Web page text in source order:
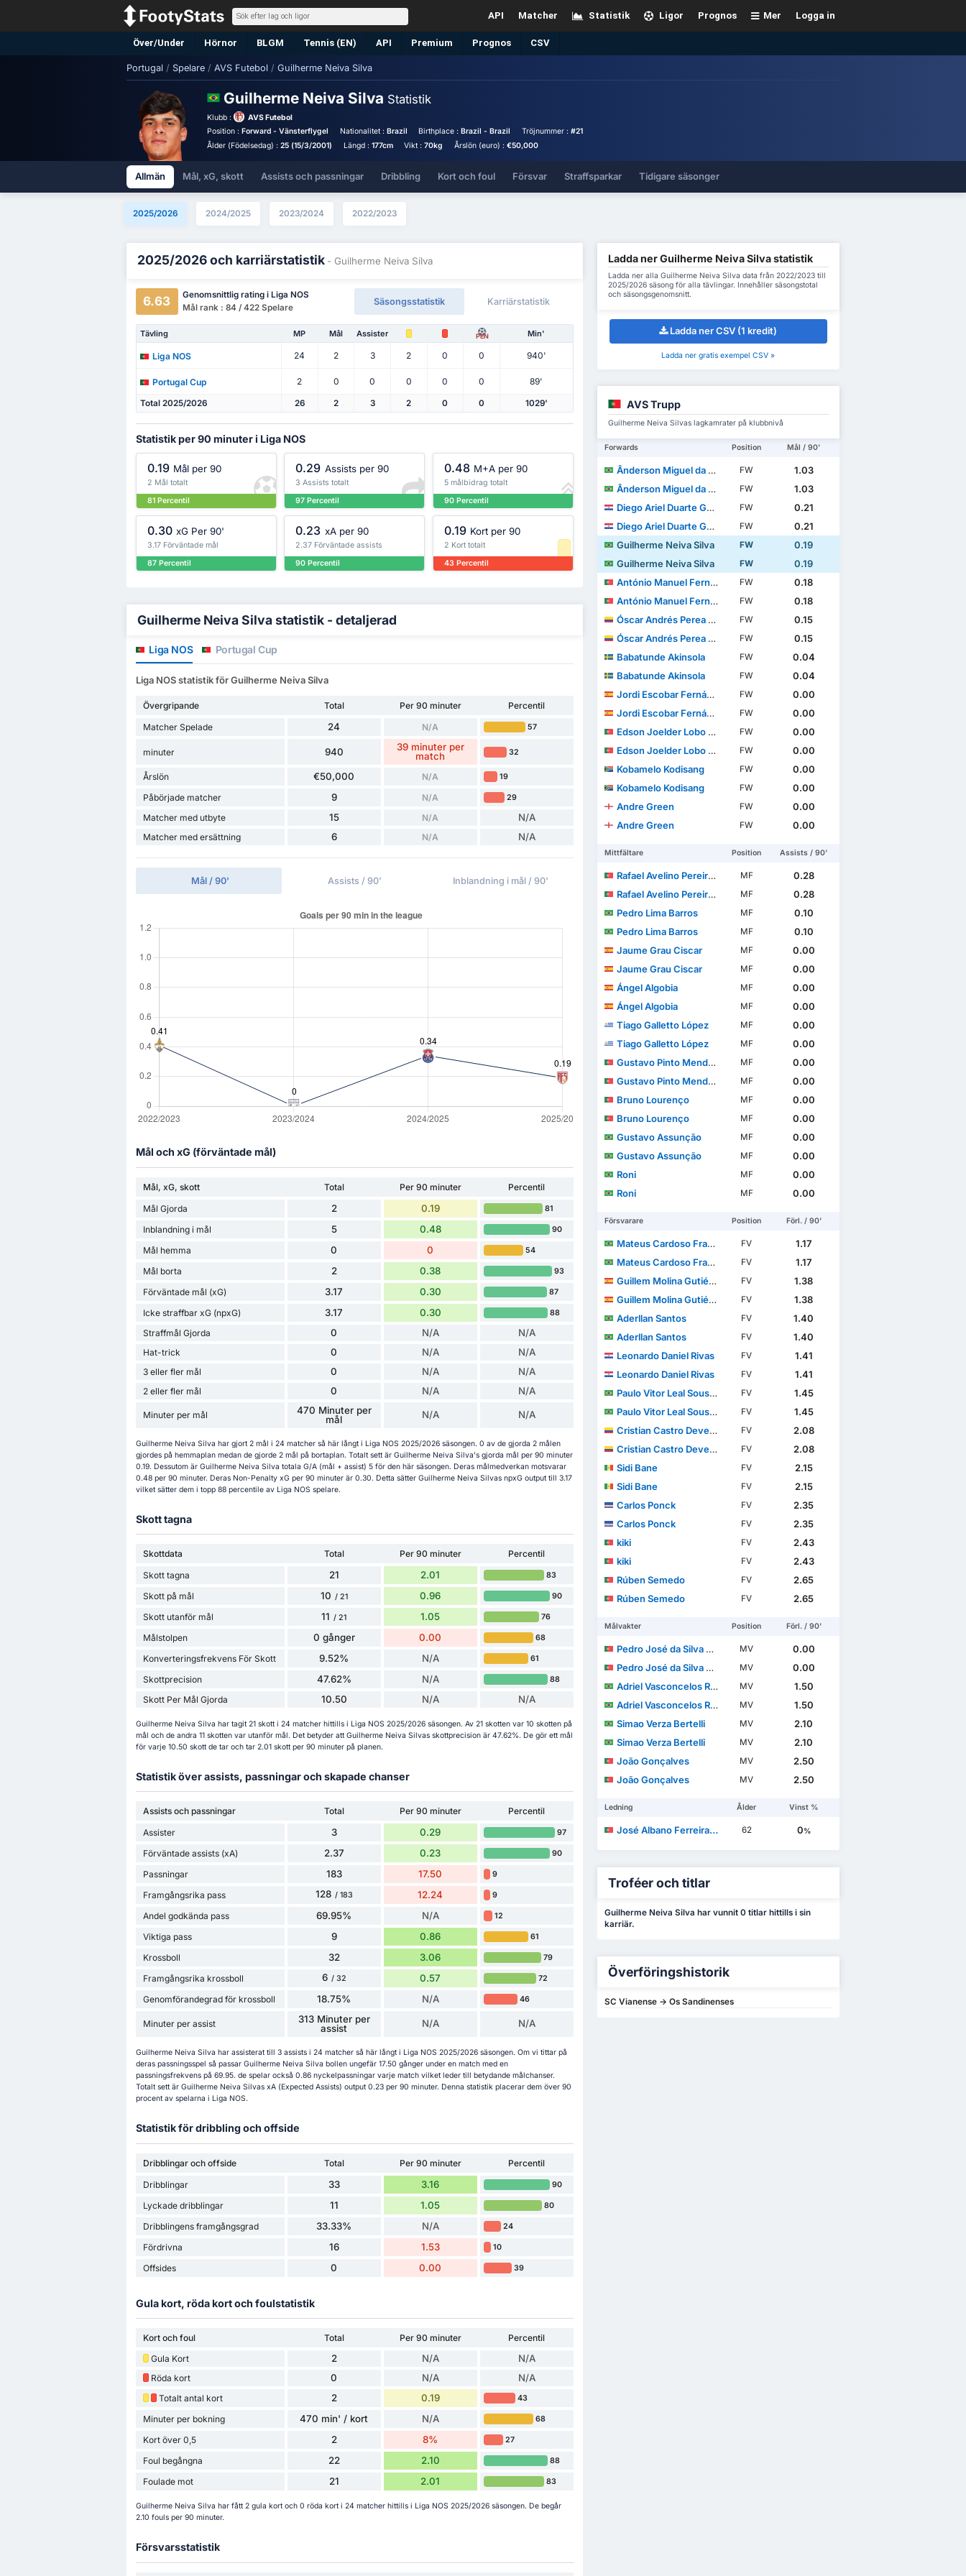
Logga in
Mer
Prognos
Ligor
Statistik
Matcher
API
Över/Under Hörnor BLGM Tennis (EN) API Premium Prognos CSV
Portugal / Spelare / AVS Futebol / Guilherme Neiva Silva
Guilherme Neiva Silva Statistik
Klubb :
AVS Futebol
Position :Forward - Vänsterflygel Nationalitet : Brazil Birthplace :Brazil - Brazil Tröjnummer : #21
Ålder (Födelsedag) :25 (15/3/2001) Längd : 177cm Vikt :70kg Årslön (euro) : €50,000
Allmän Mål, xG, skott Assists och passningar Dribbling Kort och foul Försvar Straffsparkar Tidigare säsonger
2025/2026 2024/2025 2023/2024 2022/2023
2025/2026 och karriärstatistik - Guilherme Neiva Silva
6.63
Genomsnittlig rating i Liga NOS
Mål rank : 84 / 422 Spelare
Säsongsstatistik Karriärstatistik
Tävling MP Mål Assister PEN Min'
Liga NOS 24 2 3 2 0 0 940'
Portugal Cup 2 0 0 0 0 0 89'
Total 2025/2026 26 2 3 2 0 0 1029'
Statistik per 90 minuter i Liga NOS
0.19 Mål per 90
2 Mål totalt
81 Percentil
0.29 Assists per 90
3 Assists totalt
97 Percentil
0.48 M+A per 90
5 målbidrag totalt
90 Percentil
0.30 xG Per 90'
3.17 Förväntade mål
87 Percentil
0.23 xA per 90
2.37 Förväntade assists
90 Percentil
0.19 Kort per 90
2 Kort totalt
43 Percentil
Guilherme Neiva Silva statistik - detaljerad
Liga NOS Portugal Cup
Liga NOS statistik för Guilherme Neiva Silva
Övergripande Total Per 90 minuter
Percentil
Matcher Spelade
24 N/A 57
minuter 940
39 minuter per
match
32
Årslön €50,000 N/A 19
Påbörjade matcher 9 N/A 29
Matcher med utbyte 15 N/A N/A
Matcher med ersättning 6 N/A N/A
Mål / 90' Assists / 90' Inblandning i mål / 90'
Mål och xG (förväntade mål)
Mål, xG, skott Total Per 90 minuter
Percentil
Mål Gjorda
2 0.19 81
Inblandning i mål 5 0.48 90
Mål hemma 0 0 54
Mål borta 2 0.38 93
Förväntade mål (xG) 3.17 0.30 87
Icke straffbar xG (npxG) 3.17 0.30 88
Straffmål Gjorda 0 N/A N/A
Hat-trick 0 N/A N/A
3 eller fler mål 0 N/A N/A
2 eller fler mål 0 N/A N/A
Minuter per mål
470 Minuter per
mål
N/A N/A
Guilherme Neiva Silva har gjort 2 mål i 24 matcher så här långt i Liga NOS 2025/2026 säsongen. 0 av de gjorda 2 målen
gjordes på hemmaplan medan de gjorde 2 mål på bortaplan. Totalt sett är Guilherme Neiva Silva's gjorda mål per 90 minuter
0.19. Dessutom är Guilherme Neiva Silva totala G/A (mål + assist) 5 för den här säsongen. Deras målmedverkan motsvarar
0.48 per 90 minuter. Deras Non-Penalty xG per 90 minuter är 0.30. Detta sätter Guilherme Neiva Silvas npxG output till 3.17
vilket sätter dem i topp 88 percentile av Liga NOS spelare.
Skott tagna
Skottdata Total Per 90 minuter
Percentil
Skott tagna
21 2.01 83
Skott på mål 10 / 21 0.96 90
Skott utanför mål 11 / 21 1.05 76
Målstolpen 0 gånger 0.00 68
Konverteringsfrekvens För Skott 9.52% N/A 61
Skottprecision 47.62% N/A 88
Skott Per Mål Gjorda 10.50 N/A N/A
Guilherme Neiva Silva har tagit 21 skott i 24 matcher hittills i Liga NOS 2025/2026 säsongen. Av 21 skotten var 10 skotten på
mål och de andra 11 skotten var utanför mål. Det betyder att Guilherme Neiva Silvas skottprecision är 47.62%. De gör ett mål
för varje 10.50 skott de tar och tar 2.01 skott per 90 minuter på planen.
Statistik över assists, passningar och skapade chanser
Assists och passningar Total Per 90 minuter
Percentil
Assister
3 0.29 97
Förväntade assists (xA) 2.37 0.23 90
Passningar 183 17.50 9
Framgångsrika pass 128 / 183 12.24 9
Andel godkända pass 69.95% N/A 12
Viktiga pass 9 0.86 61
Krossboll 32 3.06 79
Framgångsrika krossboll 6 / 32 0.57 72
Genomförandegrad för krossboll 18.75% N/A 46
Minuter per assist
313 Minuter per
assist
N/A N/A
Guilherme Neiva Silva har assisterat till 3 assists i 24 matcher så här långt i Liga NOS 2025/2026 säsongen. Om vi tittar på
deras passningsspel så passar Guilherme Neiva Silva bollen ungefär 17.50 gånger under en match med en
passningsfrekvens på 69.95. de spelar också 0.86 nyckelpassningar varje match vilket leder till betydande målchanser.
Totalt sett är Guilherme Neiva Silvas xA (Expected Assists) output 0.23 per 90 minuter. Denna statistik placerar dem över 90
procent av spelarna i Liga NOS.
Statistik för dribbling och offside
Dribblingar och offside Total Per 90 minuter
Percentil
Dribblingar
33 3.16 90
Lyckade dribblingar 11 1.05 80
Dribblingens framgångsgrad 33.33% N/A 24
Fördrivna 16 1.53 10
Offsides 0 0.00 39
Gula kort, röda kort och foulstatistik
Kort och foul Total Per 90 minuter
Percentil
Gula Kort
2 N/A N/A
Röda kort 0 N/A N/A
Totalt antal kort 2 0.19 43
Minuter per bokning 470 min' / kort N/A 68
Kort över 0,5 2 8% 27
Foul begångna 22 2.10 88
Foulade mot 21 2.01 83
Guilherme Neiva Silva har fått 2 gula kort och 0 röda kort i 24 matcher hittills i Liga NOS 2025/2026 säsongen. De begår
2.10 fouls per 90 minuter.
Försvarsstatistik
Ladda ner Guilherme Neiva Silva statistik
Ladda ner alla Guilherme Neiva Silva data från 2022/2023 till
2025/2026 säsong för alla tävlingar. Innehåller säsongstotal
och säsongsgenomsnitt.
Ladda ner CSV (1 kredit)
Ladda ner gratis exempel CSV »
AVS Trupp
Guilherme Neiva Silvas lagkamrater på klubbnivå
Forwards Position Mål / 90'
Ânderson Miguel da Silva FW
1.03
Ânderson Miguel da Silva
FW
1.03
Diego Ariel Duarte Garcete
FW
0.21
Diego Ariel Duarte Garcete
FW
0.21
Guilherme Neiva Silva
FW
0.19
Guilherme Neiva Silva
FW
0.19
António Manuel Fernandes Mendes
FW
0.18
António Manuel Fernandes Mendes
FW
0.18
Óscar Andrés Perea Abonce
FW
0.15
Óscar Andrés Perea Abonce
FW
0.15
Babatunde Akinsola
FW
0.04
Babatunde Akinsola
FW
0.04
Jordi Escobar Fernández
FW
0.00
Jordi Escobar Fernández
FW
0.00
Edson Joelder Lobo Mucuana
FW
0.00
Edson Joelder Lobo Mucuana
FW
0.00
Kobamelo Kodisang
FW
0.00
Kobamelo Kodisang
FW
0.00
Andre Green
FW
0.00
Andre Green
FW 0.00
Mittfältare Position Assists / 90'
Rafael Avelino Pereira Pinto Barbosa MF
0.28
Rafael Avelino Pereira Pinto Barbosa
MF
0.28
Pedro Lima Barros
MF
0.10
Pedro Lima Barros
MF
0.10
Jaume Grau Ciscar
MF
0.00
Jaume Grau Ciscar
MF
0.00
Ángel Algobia
MF
0.00
Ángel Algobia
MF
0.00
Tiago Galletto López
MF
0.00
Tiago Galletto López
MF
0.00
Gustavo Pinto Mendonça
MF
0.00
Gustavo Pinto Mendonça
MF
0.00
Bruno Lourenço
MF
0.00
Bruno Lourenço
MF
0.00
Gustavo Assunção
MF
0.00
Gustavo Assunção
MF
0.00
Roni
MF
0.00
Roni
MF 0.00
Försvarare Position Förl. / 90'
Mateus Cardoso Francisco FV
1.17
Mateus Cardoso Francisco
FV
1.17
Guillem Molina Gutiérrez
FV
1.38
Guillem Molina Gutiérrez
FV
1.38
Aderllan Santos
FV
1.40
Aderllan Santos
FV
1.40
Leonardo Daniel Rivas
FV
1.41
Leonardo Daniel Rivas
FV
1.41
Paulo Vitor Leal Sousa Lima
FV
1.45
Paulo Vitor Leal Sousa Lima
FV
1.45
Cristian Castro Devenish
FV
2.08
Cristian Castro Devenish
FV
2.08
Sidi Bane
FV
2.15
Sidi Bane
FV
2.15
Carlos Ponck
FV
2.35
Carlos Ponck
FV
2.35
kiki
FV
2.43
kiki
FV
2.43
Rúben Semedo
FV
2.65
Rúben Semedo
FV 2.65
Målvakter Position Förl. / 90'
Pedro José da Silva Trigueira MV
0.00
Pedro José da Silva Trigueira
MV
0.00
Adriel Vasconcelos Ramos
MV
1.50
Adriel Vasconcelos Ramos
MV
1.50
Simao Verza Bertelli
MV
2.10
Simao Verza Bertelli
MV
2.10
João Gonçalves
MV
2.50
João Gonçalves
MV 2.50
Ledning Ålder Vinst %
José Albano Ferreira da Mota 62 0%
Troféer och titlar
Guilherme Neiva Silva har vunnit 0 titlar hittills i sin
karriär.
Överföringshistorik
SC Vianense -> Os Sandinenses